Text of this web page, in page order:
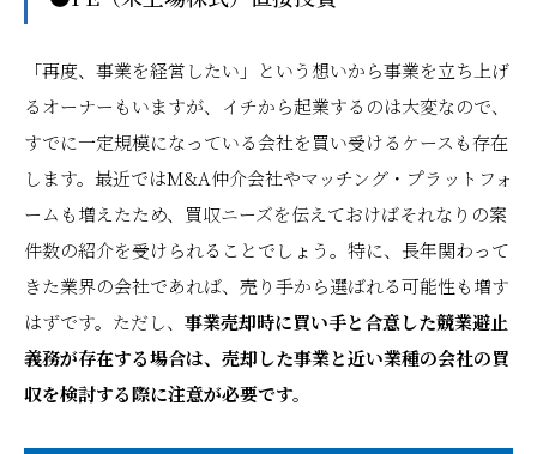
「再度、事業を経営したい」という想いから事業を立ち上げ
るオーナーもいますが、イチから起業するのは大変なので、
すでに一定規模になっている会社を買い受けるケースも存在
します。最近ではM&A仲介会社やマッチング・プラットフォ
ームも増えたため、買収ニーズを伝えておけばそれなりの案
件数の紹介を受けられることでしょう。特に、長年関わって
きた業界の会社であれば、売り手から選ばれる可能性も増す
はずです。ただし、 事業売却時に買い手と合意した競業避止
義務が存在する場合は、売却した事業と近い業種の会社の買
収を検討する際に注意が必要です。